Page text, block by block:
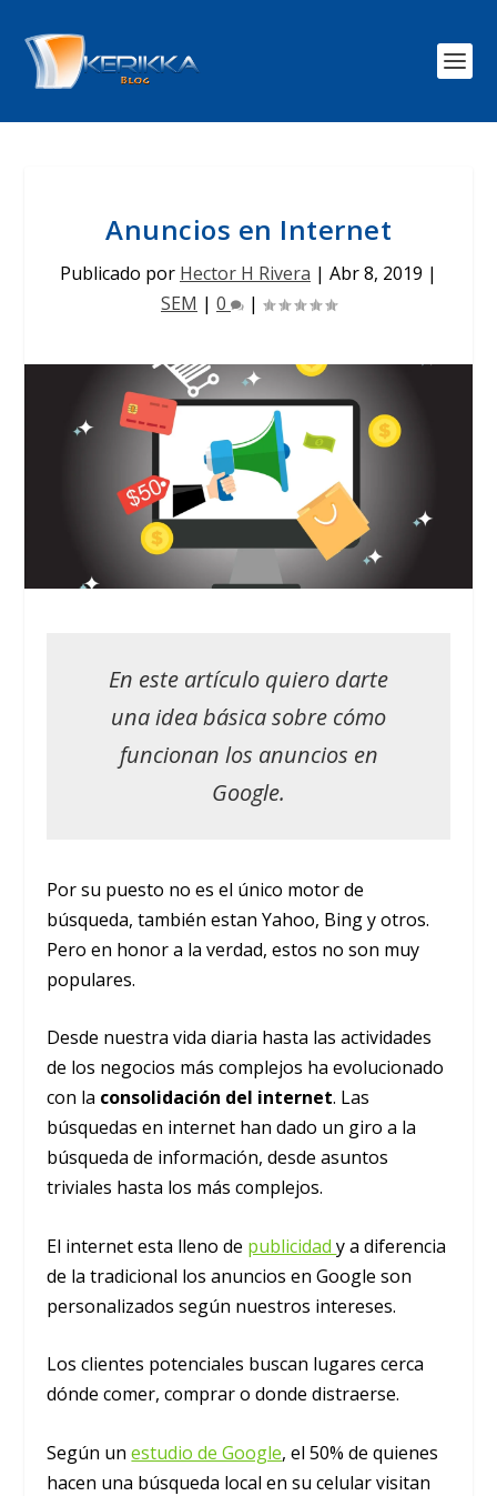
Anuncios en Internet
Publicado por Hector H Rivera | Abr 8, 2019 |
SEM | 0 |
En este artículo quiero darte
una idea básica sobre cómo
funcionan los anuncios en
Google.
Por su puesto no es el único motor de
búsqueda, también estan Yahoo, Bing y otros.
Pero en honor a la verdad, estos no son muy
populares.
Desde nuestra vida diaria hasta las actividades
de los negocios más complejos ha evolucionado
con la consolidación del internet. Las
búsquedas en internet han dado un giro a la
búsqueda de información, desde asuntos
triviales hasta los más complejos.
El internet esta lleno de publicidady a diferencia
de la tradicional los anuncios en Google son
personalizados según nuestros intereses.
Los clientes potenciales buscan lugares cerca
dónde comer, comprar o donde distraerse.
Según unestudio de Google, el 50% de quienes
hacen una búsqueda local en su celular visitan